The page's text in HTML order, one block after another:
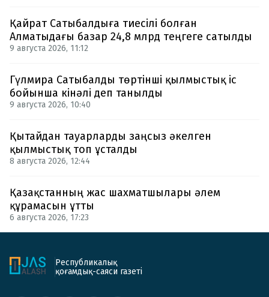
Қайрат Сатыбалдыға тиесілі болған
Алматыдағы базар 24,8 млрд теңгеге сатылды
9 августа 2026, 11:12
Гүлмира Сатыбалды төртінші қылмыстық іс
бойынша кінәлі деп танылды
9 августа 2026, 10:40
Қытайдан тауарларды заңсыз әкелген
қылмыстық топ ұсталды
8 августа 2026, 12:44
Қазақстанның жас шахматшылары әлем
құрамасын ұтты
6 августа 2026, 17:23
Республикалық
қоғамдық-саяси газеті